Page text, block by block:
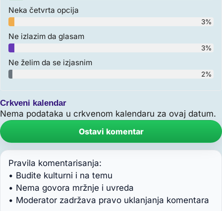
Neka četvrta opcija
3%
Ne izlazim da glasam
3%
Ne želim da se izjasnim
2%
Crkveni kalendar
Nema podataka u crkvenom kalendaru za ovaj datum.
Ostavi komentar
Pravila komentarisanja:
• Budite kulturni i na temu
• Nema govora mržnje i uvreda
• Moderator zadržava pravo uklanjanja komentara